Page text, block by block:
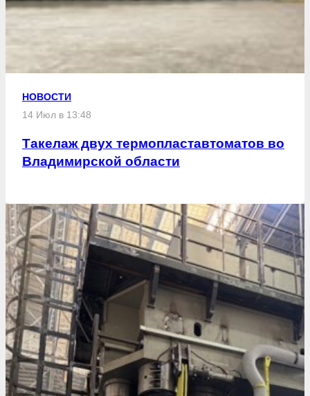
НОВОСТИ
14 Июл в 13:48
Такелаж двух термопластавтоматов во
Владимирской области